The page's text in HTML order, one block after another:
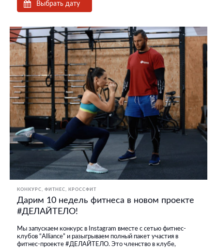
Выбрать дату
КОНКУРС ФИТНЕС, КРОССФИТ
Дарим 10 недель фитнеса в новом проекте
#ДЕЛАЙТЕЛО!
Мы запускаем конкурс в Instagram вместе с сетью фитнес-
клубов “Alliance” и разыгрываем полный пакет участия в
фитнес-проекте #ДЕЛАЙТЕЛО. Это членство в клубе,